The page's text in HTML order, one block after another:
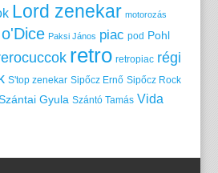
Lord zenekar motorozás
Paksi János piac pod Pohl
retro retropiac régi
S'top zenekar Sipőcz Ernő Sipőcz Rock
Gyula Szántó Tamás Vida